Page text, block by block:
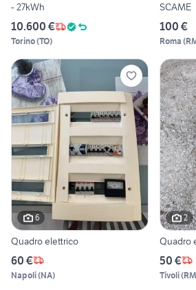
- 27kWh
10.600 €
Torino(TO)
SCAME
100 €
Roma (
6
Quadro elettrico
60 €
Napoli(NA)
2
Quadro
50 €
Tivoli(RM